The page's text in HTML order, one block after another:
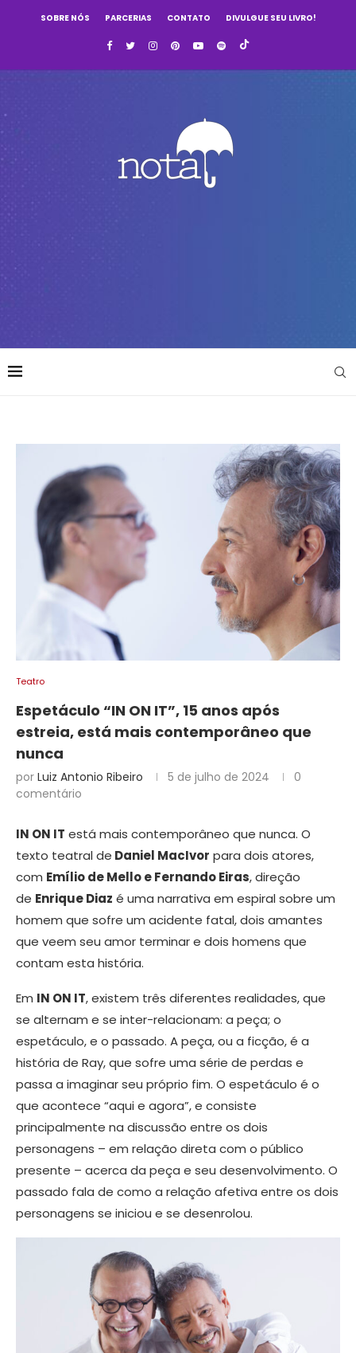
SOBRE NÓS PARCERIAS CONTATO DIVULGUE SEU LIVRO!
Teatro
Espetáculo “IN ON IT”, 15 anos após
estreia, está mais contemporâneo que
nunca
por Luiz Antonio Ribeiro 5 de julho de 2024
0
comentário
IN ON IT está mais contemporâneo que nunca. O
texto teatral de Daniel MacIvor para dois atores,
com Emílio de Mello e Fernando Eiras, direção
de Enrique Diaz é uma narrativa em espiral sobre um
homem que sofre um acidente fatal, dois amantes
que veem seu amor terminar e dois homens que
contam esta história.
Em IN ON IT, existem três diferentes realidades, que
se alternam e se inter-relacionam: a peça; o
espetáculo, e o passado. A peça, ou a ficção, é a
história de Ray, que sofre uma série de perdas e
passa a imaginar seu próprio fim. O espetáculo é o
que acontece “aqui e agora”, e consiste
principalmente na discussão entre os dois
personagens – em relação direta com o público
presente – acerca da peça e seu desenvolvimento. O
passado fala de como a relação afetiva entre os dois
personagens se iniciou e se desenrolou.